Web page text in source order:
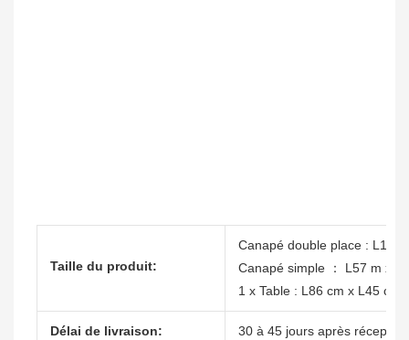
Taille du produit:
Canapé double place : L107
Canapé simple ： L57 m x
1 x Table : L86 cm x L45 cm
Délai de livraison: 30 à 45 jours après